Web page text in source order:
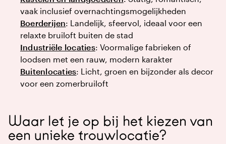
vaak inclusief overnachtingsmogelijkheden
Boerderijen: Landelijk, sfeervol, ideaal voor een
relaxte bruiloft buiten de stad
Industriële locaties: Voormalige fabrieken of
loodsen met een rauw, modern karakter
Buitenlocaties: Licht, groen en bijzonder als decor
voor een zomerbruiloft
Waar let je op bij het kiezen van
een unieke trouwlocatie?